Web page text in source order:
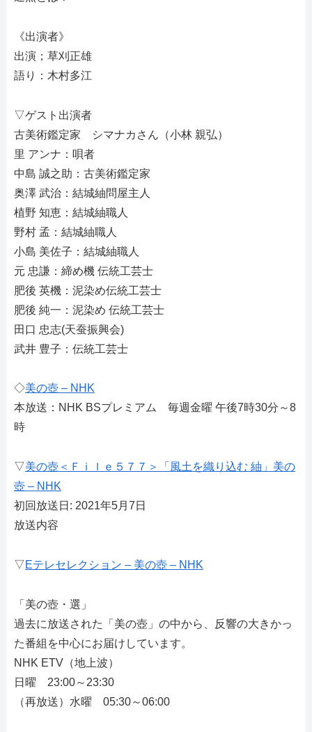
《出演者》
出演；草刈正雄
語り：木村多江
▽ゲスト出演者
古美術鑑定家 シマナカさん（小林 親弘）
里 アンナ：唄者
中島 誠之助：古美術鑑定家
奥澤 武治：結城紬問屋主人
植野 知恵：結城紬職人
野村 孟：結城紬職人
小島 美佐子：結城紬職人
元 忠謙：締め機 伝統工芸士
肥後 英機：泥染め伝統工芸士
肥後 純一：泥染め 伝統工芸士
田口 忠志(天蚕振興会)
武井 豊子：伝統工芸士
◇美の壺 – NHK
本放送：NHK BSプレミアム 毎週金曜 午後7時30分～8
時
▽美の壺＜Ｆｉｌｅ５７７＞「風土を織り込む 紬」美の
壺 – NHK
初回放送日: 2021年5月7日
放送内容
▽Eテレセレクション – 美の壺 – NHK
「美の壺・選」
過去に放送された「美の壺」の中から、反響の大きかっ
た番組を中心にお届けしています。
NHK ETV（地上波）
日曜 23:00～23:30
（再放送）水曜 05:30～06:00